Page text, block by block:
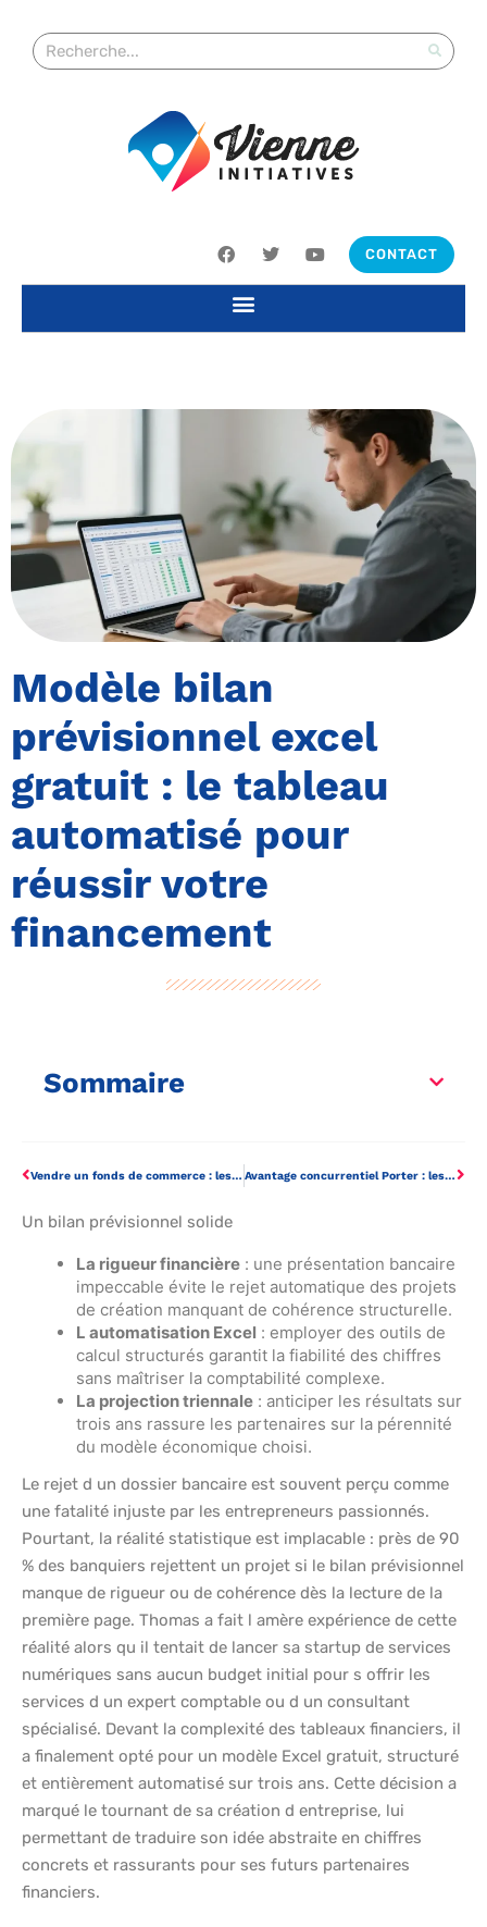
CONTACT
Modèle bilan
prévisionnel excel
gratuit : le tableau
automatisé pour
réussir votre
financement
Sommaire
Vendre un fonds de commerce : les 7 étapes pour réussir sa cession Avantage concurrentiel Porter : les trois stratégies clés pour une performance durable
Un bilan prévisionnel solide
La rigueur financière : une présentation bancaire
impeccable évite le rejet automatique des projets
de création manquant de cohérence structurelle.
L automatisation Excel : employer des outils de
calcul structurés garantit la fiabilité des chiffres
sans maîtriser la comptabilité complexe.
La projection triennale : anticiper les résultats sur
trois ans rassure les partenaires sur la pérennité
du modèle économique choisi.
Le rejet d un dossier bancaire est souvent perçu comme
une fatalité injuste par les entrepreneurs passionnés.
Pourtant, la réalité statistique est implacable : près de 90
% des banquiers rejettent un projet si le bilan prévisionnel
manque de rigueur ou de cohérence dès la lecture de la
première page. Thomas a fait l amère expérience de cette
réalité alors qu il tentait de lancer sa startup de services
numériques sans aucun budget initial pour s offrir les
services d un expert comptable ou d un consultant
spécialisé. Devant la complexité des tableaux financiers, il
a finalement opté pour un modèle Excel gratuit, structuré
et entièrement automatisé sur trois ans. Cette décision a
marqué le tournant de sa création d entreprise, lui
permettant de traduire son idée abstraite en chiffres
concrets et rassurants pour ses futurs partenaires
financiers.